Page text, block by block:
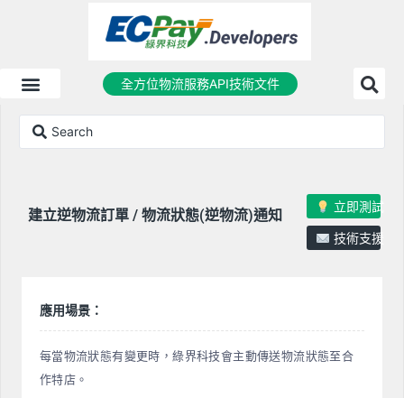
全方位物流服務API技術文件
建立逆物流訂單 / 物流狀態(逆物流)通知 立即測試
技術支援
應用場景：
每當物流狀態有變更時，綠界科技會主動傳送物流狀態至合
作特店。